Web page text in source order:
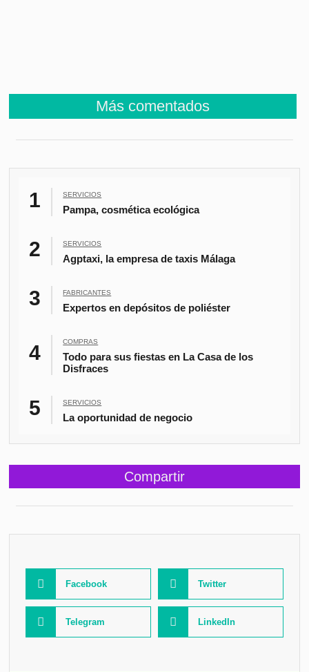
Más comentados
SERVICIOS
Pampa, cosmética ecológica
SERVICIOS
Agptaxi, la empresa de taxis Málaga
FABRICANTES
Expertos en depósitos de poliéster
COMPRAS
Todo para sus fiestas en La Casa de los
Disfraces
SERVICIOS
La oportunidad de negocio
Compartir
Facebook Twitter
Telegram LinkedIn